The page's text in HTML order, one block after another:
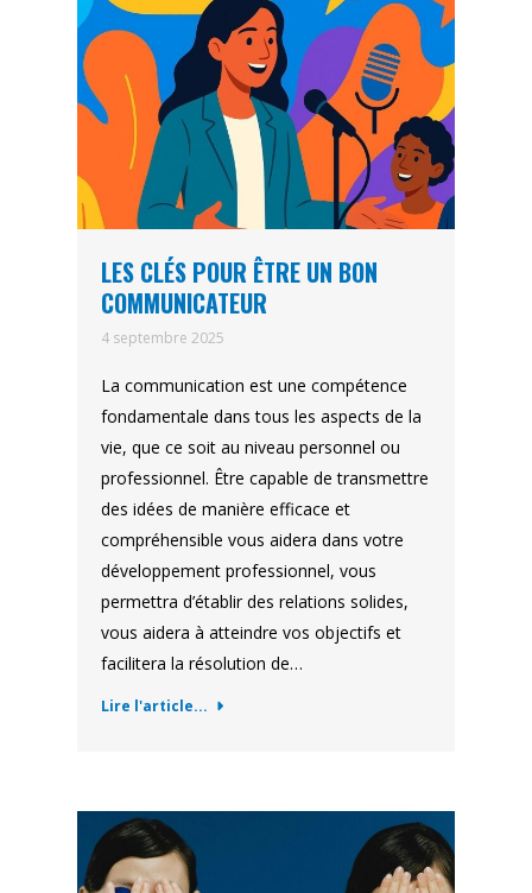
LES CLÉS POUR ÊTRE UN BON
COMMUNICATEUR
4 septembre 2025
La communication est une compétence
fondamentale dans tous les aspects de la
vie, que ce soit au niveau personnel ou
professionnel. Être capable de transmettre
des idées de manière efficace et
compréhensible vous aidera dans votre
développement professionnel, vous
permettra d’établir des relations solides,
vous aidera à atteindre vos objectifs et
facilitera la résolution de…
Lire l'article...